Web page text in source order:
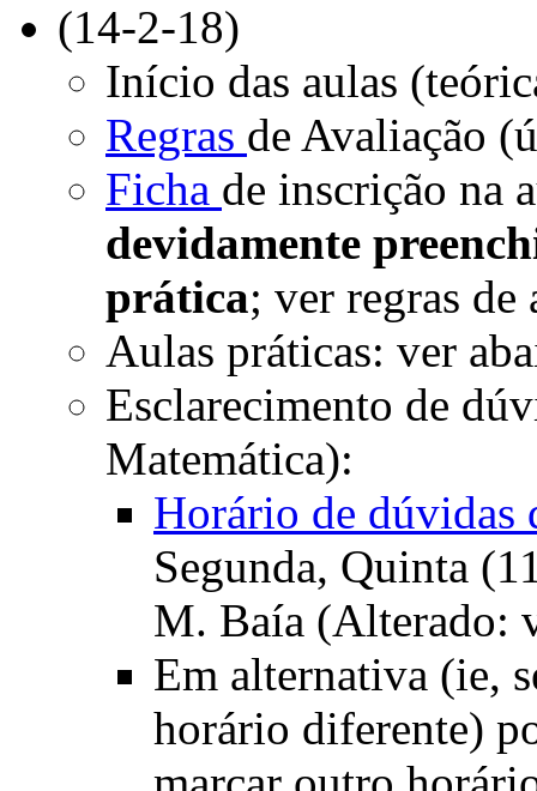
(14-2-18)
Início das aulas
Regras de Avaliação
Ficha de inscrição na
devidamente
prática; ver regras de
Aulas práticas: ver
Esclarecimento de
Matemática):
Horário de dúvidas
Segunda, Quinta
M. Baía (Alterado:
Em alternativa (ie,
horário diferente)